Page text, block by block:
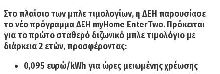
Στο πλαίσιο των μπλε τιμολογίων,η ΔΕΗ παρουσίασε
το νέο πρόγραμμαΔΕΗ myHome EnterTwo. Πρόκειται
για το πρώτο σταθερό διζωνικό μπλε τιμολόγιο με
διάρκεια 2 ετών, προσφέροντας:
0,095 ευρώ/kWh για ώρες μειωμένης χρέωσης